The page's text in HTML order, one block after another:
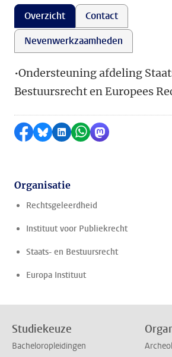
Overzicht
Contact
Nevenwerkzaamheden
•Ondersteuning afdeling
Bestuursrecht en Europees
Delen op Facebook
Delen via Bluesky
Delen op LinkedIn
Delen via WhatsApp
Delen via
Organisatie
Rechtsgeleerdheid
Instituut voor Publiekrecht
Staats- en Bestuursrecht
Europa Instituut
Studiekeuze
Bacheloropleidingen